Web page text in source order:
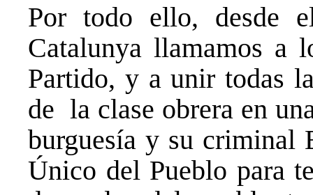
Por todo ello, desde
Catalunya llamamos a
Partido, y a unir todas
de la clase obrera en
burguesía y su criminal
Único del Pueblo para